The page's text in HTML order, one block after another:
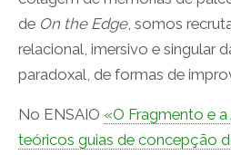
de On the Edge, somos
relacional, imersivo e singular
paradoxal, de formas de
No ENSAIO «O Fragmento e
teóricos guias de concepção